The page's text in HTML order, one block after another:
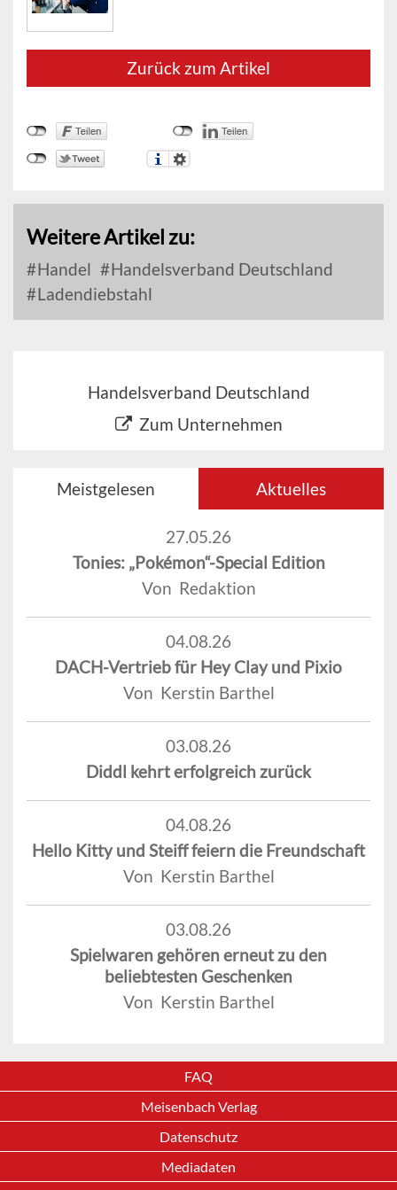
Zurück zum Artikel
Weitere Artikel zu:
Handel
Handelsverband Deutschland
Ladendiebstahl
Handelsverband Deutschland
Zum Unternehmen
Meistgelesen Aktuelles
27.05.26
Tonies: „Pokémon“-Special Edition
Von Redaktion
04.08.26
DACH-Vertrieb für Hey Clay und Pixio
Von Kerstin Barthel
03.08.26
Diddl kehrt erfolgreich zurück
04.08.26
Hello Kitty und Steiff feiern die Freundschaft
Von Kerstin Barthel
03.08.26
Spielwaren gehören erneut zu den
beliebtesten Geschenken
Von Kerstin Barthel
FAQ
Meisenbach Verlag
Datenschutz
Mediadaten